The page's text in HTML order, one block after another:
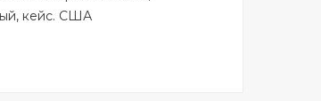
кейс. США